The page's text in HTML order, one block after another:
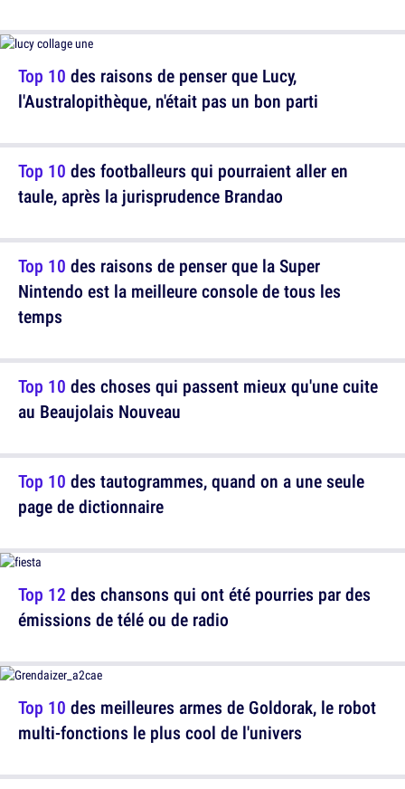
Top 10 des raisons de penser que Lucy,
l'Australopithèque, n'était pas un bon parti
Top 10 des raisons de penser que la Super
Nintendo est la meilleure console de tous les
temps
Top 10 des tautogrammes, quand on a une seule
page de dictionnaire
Top 10 des meilleures armes de Goldorak, le robot
multi-fonctions le plus cool de l'univers
Top 10 des footballeurs qui pourraient aller en
taule, après la jurisprudence Brandao
Top 10 des choses qui passent mieux qu'une cuite
au Beaujolais Nouveau
Top 12 des chansons qui ont été pourries par des
émissions de télé ou de radio